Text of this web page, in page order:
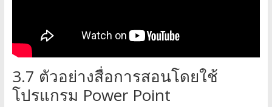
3.7 ตัวอย่างสื่อการสอนโดยใช้
โปรแกรม Power Point